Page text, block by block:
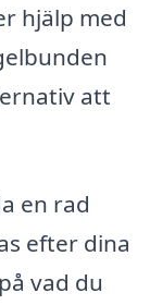
hjälp med
att
en rad
efter dina
vad du